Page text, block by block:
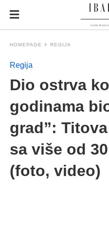
HOMEPAGE REGIJA
Regija
Dio ostrva
godinama
grad”:
sa više od
(foto, video)